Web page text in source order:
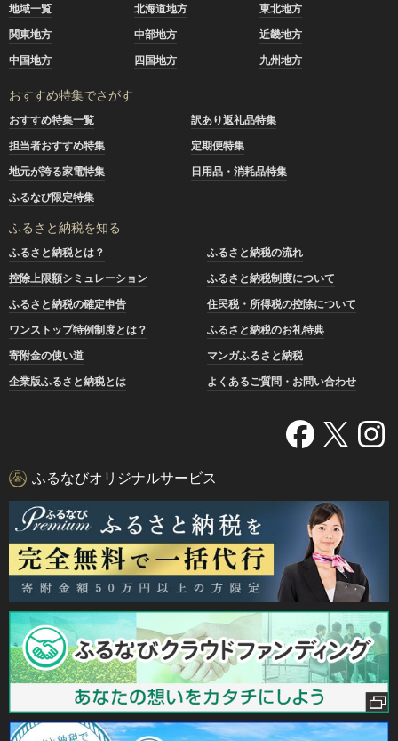
地域一覧 北海道地方
東北地方
関東地方
中部地方
近畿地方
中国地方
四国地方 九州地方
おすすめ特集でさがす
おすすめ特集一覧
訳あり返礼品特集
担当者おすすめ特集
定期便特集
地元が誇る家電特集
日用品・消耗品特集
ふるなび限定特集
ふるさと納税を知る
ふるさと納税とは？
ふるさと納税の流れ
控除上限額シミュレーション
ふるさと納税制度について
ふるさと納税の確定申告
住民税・所得税の控除について
ワンストップ特例制度とは？
ふるさと納税のお礼特典
寄附金の使い道
マンガふるさと納税
企業版ふるさと納税とは
よくあるご質問・お問い合わせ
ふるなびオリジナルサービス